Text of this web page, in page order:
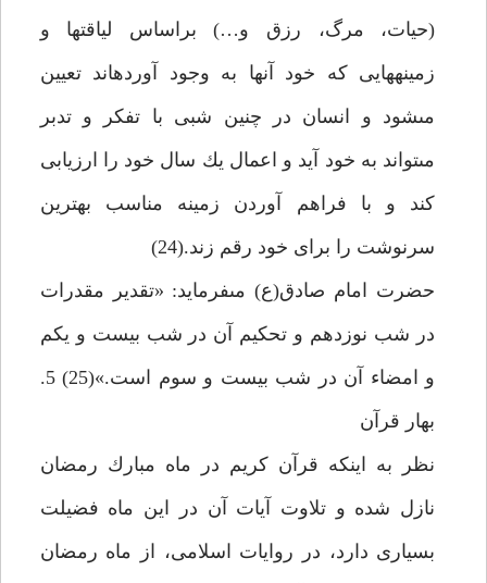
(حيات، مرگ، رزق و…) براساس لياقت‏ها و
زمينه‏هايى كه خود آنها به وجود آورده‏اند تعيين
مى‏شود و انسان در چنين شبى با تفكر و تدبر
مى‏تواند به خود آيد و اعمال يك سال خود را ارزيابى
كند و با فراهم آوردن زمينه مناسب بهترين
سرنوشت را براى خود رقم زند.(24)
حضرت امام صادق(ع) مى‏فرمايد: «تقدير مقدرات
در شب نوزدهم و تحكيم آن در شب بيست و يكم
و امضاء آن در شب بيست و سوم است.»(25) 5.
بهار قرآن‏
نظر به اين‏كه قرآن كريم در ماه مبارك رمضان
نازل شده و تلاوت آيات آن در اين ماه فضيلت
بسيارى دارد، در روايات اسلامى، از ماه رمضان